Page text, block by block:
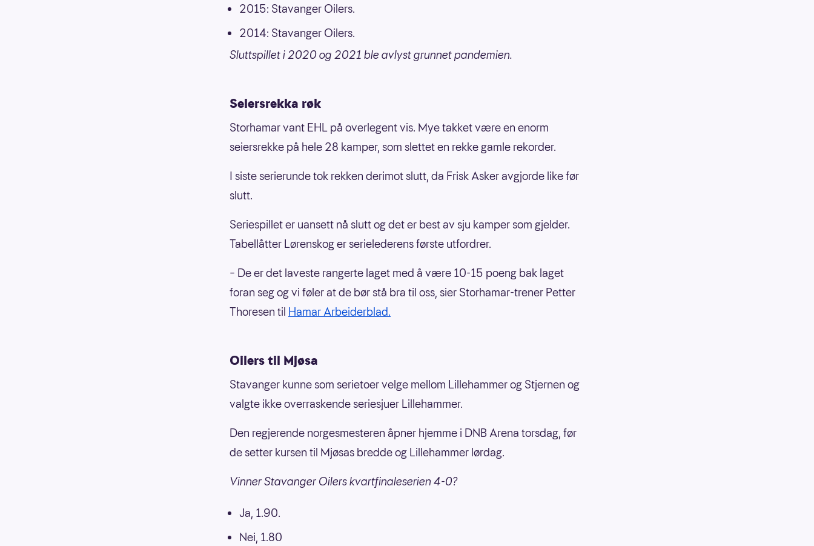
2015: Stavanger Oilers.
2014: Stavanger Oilers.
Sluttspillet i 2020 og 2021 ble avlyst grunnet pandemien.
Seiersrekka røk
Storhamar vant EHL på overlegent vis. Mye takket være en enorm
seiersrekke på hele 28 kamper, som slettet en rekke gamle rekorder.
I siste serierunde tok rekken derimot slutt, da Frisk Asker avgjorde like før
slutt.
Seriespillet er uansett nå slutt og det er best av sju kamper som gjelder.
Tabellåtter Lørenskog er serielederens første utfordrer.
– De er det laveste rangerte laget med å være 10-15 poeng bak laget
foran seg og vi føler at de bør stå bra til oss, sier Storhamar-trener Petter
Thoresen til Hamar Arbeiderblad.
Oilers til Mjøsa
Stavanger kunne som serietoer velge mellom Lillehammer og Stjernen og
valgte ikke overraskende seriesjuer Lillehammer.
Den regjerende norgesmesteren åpner hjemme i DNB Arena torsdag, før
de setter kursen til Mjøsas bredde og Lillehammer lørdag.
Vinner Stavanger Oilers kvartfinaleserien 4-0?
Ja, 1.90.
Nei, 1.80